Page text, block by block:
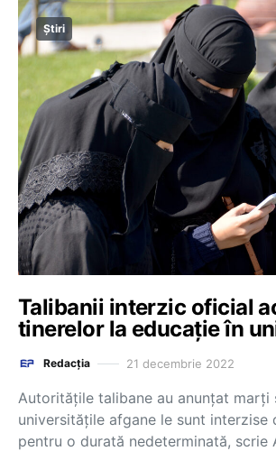
Știri
Talibanii interzic oficial
tinerelor la educație în
Redacția 21 decembrie 2022
Autorităţile talibane au anunţat marți
universităţile afgane le sunt interzise
pentru o durată nedeterminată, scrie